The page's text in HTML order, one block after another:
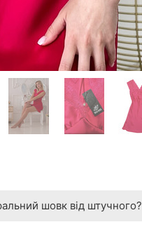
шовк від штучного?